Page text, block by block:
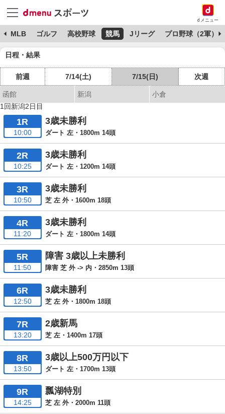
dメニュー
MLB ゴルフ 高校野球 競馬 Jリーグ プロ野球（2軍）
日程・結果
前週 7/14(土) 7/15(日) 次週
函館 新潟
小倉
1回新潟2日目
1R
10:00
3歳未勝利
ダート 左・1800m 14頭
2R
10:25
3歳未勝利
ダート 左・1200m 14頭
3R
10:50
3歳未勝利
芝 左 外・1600m 18頭
4R
11:20
3歳未勝利
ダート 左・1800m 14頭
5R
11:50
障害 3歳以上未勝利
障害 芝 外 -> 内・2850m 13頭
6R
12:50
3歳未勝利
芝 左 外・1800m 18頭
7R
13:20
2歳新馬
芝 左・1400m 17頭
8R
13:50
3歳以上500万円以下
ダート 左・1700m 13頭
9R
14:25
瓢湖特別
芝 左 外・2000m 11頭